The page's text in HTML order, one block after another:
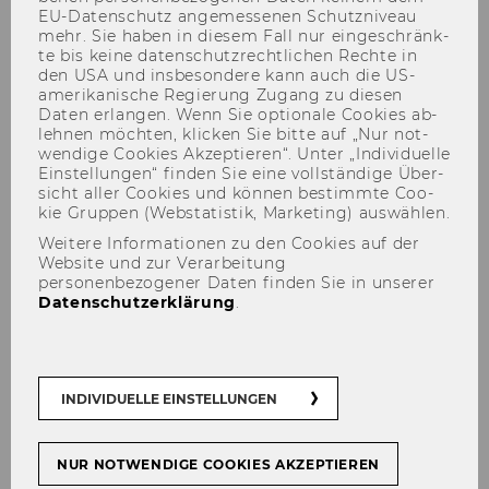
Dr. Cordula Cerha
EU-​Datenschutz an­ge­mes­se­nen Schutz­ni­veau
mehr. Sie haben in die­sem Fall nur ein­ge­schränk­
te bis keine da­ten­schutz­recht­li­chen Rech­te in
den USA und ins­be­son­de­re kann auch die US-​
amerikanische Re­gie­rung Zu­gang zu die­sen
Daten er­lan­gen. Wenn Sie op­tio­na­le Coo­kies ab­
leh­nen möch­ten, kli­cken Sie bitte auf „Nur not­
wen­di­ge Coo­kies Ak­zep­tie­ren“. Unter „In­di­vi­du­el­le
Ein­stel­lun­gen“ fin­den Sie eine voll­stän­di­ge Über­
sicht aller Coo­kies und kön­nen be­stimm­te Coo­
kie Grup­pen (Web­sta­tis­tik, Mar­ke­ting) aus­wäh­len.
Weitere Informationen zu den Cookies auf der
Website und zur Verarbeitung
personenbezogener Daten finden Sie in unserer
Datenschutzerklärung.
INDIVIDUELLE EINSTELLUNGEN
NUR NOTWENDIGE COOKIES AKZEPTIEREN